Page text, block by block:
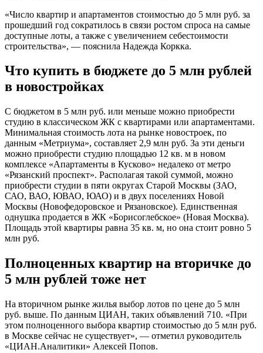
«Число квартир и апартаментов стоимостью до 5 млн руб. за
прошедший год сократилось в связи ростом спроса на самые
доступные лоты, а также с увеличением себестоимости
строительства», — пояснила Надежда Коркка.
Что купить в бюджете до 5 млн рублей
в новостройках
С бюджетом в 5 млн руб. или меньше можно приобрести
студию в классическом ЖК с квартирами или апартаментами.
Минимальная стоимость лота на рынке новостроек, по
данным «Метриума», составляет 2,9 млн руб. За эти деньги
можно приобрести студию площадью 12 кв. м в новом
комплексе «Апартаменты в Кусково» недалеко от метро
«Рязанский проспект». Располагая такой суммой, можно
приобрести студии в пяти округах Старой Москвы (ЗАО,
САО, ВАО, ЮВАО, ЮАО) и в двух поселениях Новой
Москвы (Новофедоровское и Рязановское). Единственная
однушка продается в ЖК «Борисоглебское» (Новая Москва).
Площадь этой квартиры равна 35 кв. м, но она стоит ровно 5
млн руб.
Полноценных квартир на вторичке до
5 млн рублей тоже нет
На вторичном рынке жилья выбор лотов по цене до 5 млн
руб. выше. По данным ЦИАН, таких объявлений 710. «При
этом полноценного выбора квартир стоимостью до 5 млн руб.
в Москве сейчас не существует», — отметил руководитель
«ЦИАН.Аналитики» Алексей Попов.